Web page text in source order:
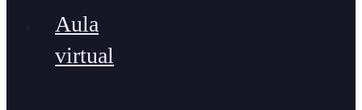
Aula
virtual